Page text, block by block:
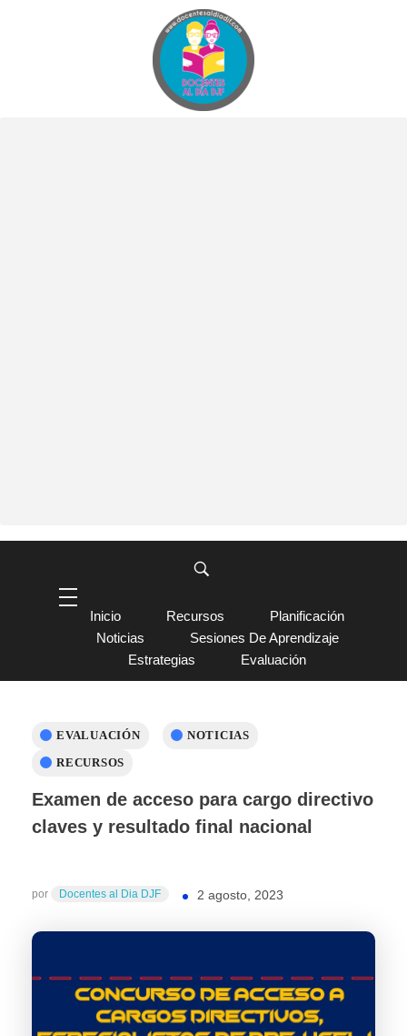
Inicio Recursos
Planificación
Noticias
Sesiones De Aprendizaje
Estrategias
Evaluación
Examen de acceso para cargo directivo
claves y resultado final nacional
2 agosto, 2023
por Docentes al Dia DJF
EVALUACIÓN
NOTICIAS
RECURSOS